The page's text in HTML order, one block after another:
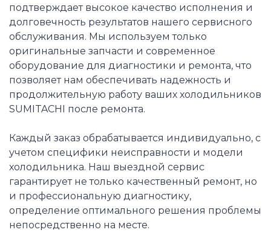
подтверждает высокое качество исполнения и
долговечность результатов нашего сервисного
обслуживания. Мы используем только
оригинальные запчасти и современное
оборудование для диагностики и ремонта, что
позволяет нам обеспечивать надежность и
продолжительную работу ваших холодильников
SUMITACHI после ремонта.
Каждый заказ обрабатывается индивидуально, с
учетом специфики неисправности и модели
холодильника. Наш выездной сервис
гарантирует не только качественный ремонт, но
и профессиональную диагностику,
определение оптимального решения проблемы
непосредственно на месте.